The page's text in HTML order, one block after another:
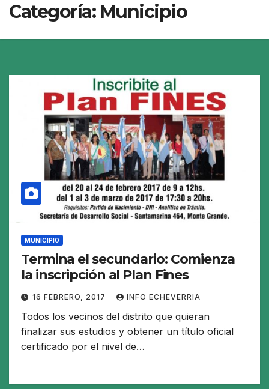
Categoría: Municipio
MUNICIPIO
Termina el secundario: Comienza
la inscripción al Plan Fines
16 FEBRERO, 2017 INFO ECHEVERRIA
Todos los vecinos del distrito que quieran
finalizar sus estudios y obtener un título oficial
certificado por el nivel de…